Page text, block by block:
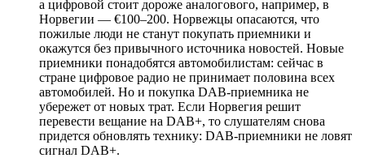
а цифровой стоит дороже аналогового, например, в
Норвегии — €100–200. Норвежцы опасаются, что
пожилые люди не станут покупать приемники и
окажутся без привычного источника новостей. Новые
приемники понадобятся автомобилистам: сейчас в
стране цифровое радио не принимает половина всех
автомобилей. Но и покупка DAB-приемника не
убережет от новых трат. Если Норвегия решит
перевести вещание на DAB+, то слушателям снова
придется обновлять технику: DAB-приемники не ловят
сигнал DAB+.